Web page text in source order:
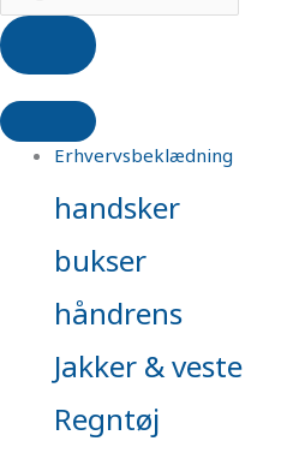
Erhvervsbeklædning
handsker
bukser
håndrens
Jakker & veste
Regntøj